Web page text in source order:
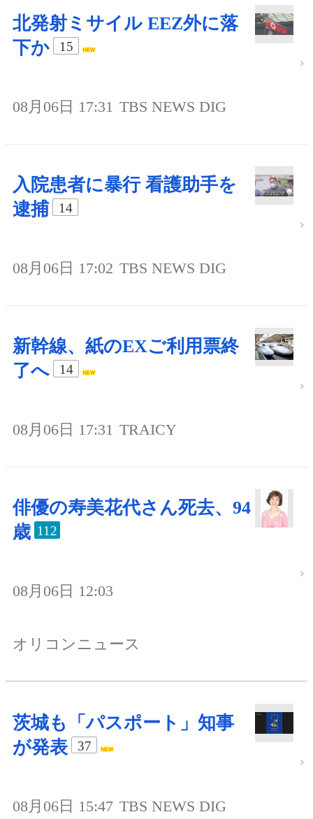
北発射ミサイル EEZ外に落
下か
15
08月06日 17:31 TBS NEWS DIG
入院患者に暴行 看護助手を
逮捕
14
08月06日 17:02 TBS NEWS DIG
新幹線、紙のEXご利用票終
了へ
14
08月06日 17:31 TRAICY
俳優の寿美花代さん死去、94
歳 112
08月06日 12:03
オリコンニュース
茨城も「パスポート」知事
が発表
37
08月06日 15:47 TBS NEWS DIG